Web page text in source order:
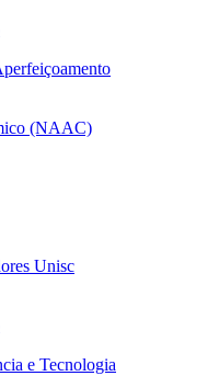
(NAAC)
Unisc
e Tecnologia